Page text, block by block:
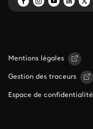
Mentions légales
Gestion des traceurs
Espace de confidentialité